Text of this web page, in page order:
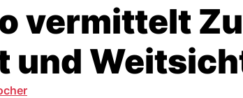
vermittelt
und